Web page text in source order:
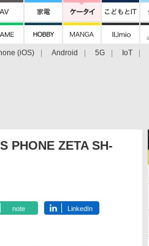
(iOS) Android 5G IoT
PHONE ZETA SH-
note LinkedIn